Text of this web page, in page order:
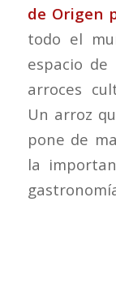
de Origen
todo el
espacio de
arroces
Un arroz
pone de
la